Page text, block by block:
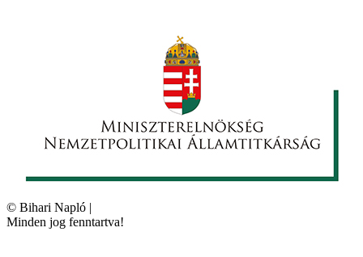
© Bihari Napló |
Minden jog fenntartva!